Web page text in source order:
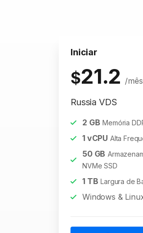
Iniciar
$21.2 /mês
Russia VDS
2 GB Memória
1vCPU Alta
50GB
NVMe SSD
1TB Largura de
Windows &